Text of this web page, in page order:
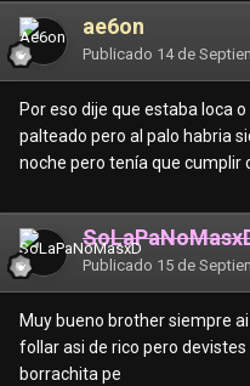
ae6on
Publicado 14 de
Por eso dije que estaba loca
palteado pero al palo habria
noche pero tenía que cumplir
Publicado 15 de
Muy bueno brother siempre
follar asi de rico pero
borrachita pe